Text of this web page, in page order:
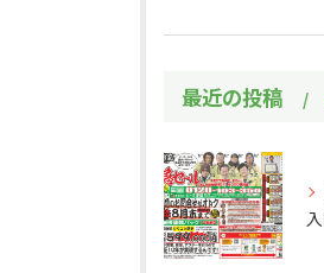
最近の投稿